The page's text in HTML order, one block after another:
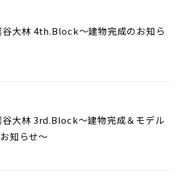
谷大林 4th.Block～建物完成のお知ら
谷大林 3rd.Block～建物完成＆モデル
知らせ～